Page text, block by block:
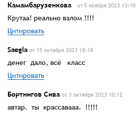
Камамбарузенкова от 5 ноября 2023 13:10
Крутаа! реально взлом !!!!
Цитировать
Saegla от 15 октября 2023 18:18
денег дало, всё класс
Цитировать
Бортнигов Сива от 3 октября 2023 10:12
автар. ты крассавааа. !!!!!